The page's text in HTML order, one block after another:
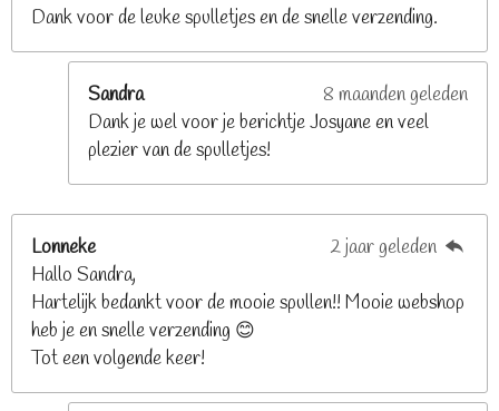
Dank voor de leuke spulletjes en de snelle verzending.
Sandra
8 maanden geleden
Dank je wel voor je berichtje Josyane en veel
plezier van de spulletjes!
Lonneke
2 jaar geleden
Hallo Sandra,
Hartelijk bedankt voor de mooie spullen!! Mooie webshop
heb je en snelle verzending 😊
Tot een volgende keer!